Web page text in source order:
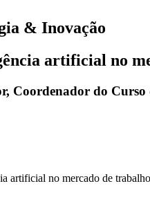
& Inovação
artificial no
Coordenador do